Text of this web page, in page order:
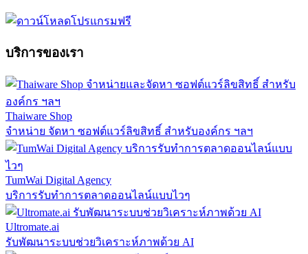
บริการของเรา
Thaiware Shop
จำหน่าย จัดหา ซอฟต์แวร์ลิขสิทธิ์ สำหรับองค์กร ฯลฯ
TumWai Digital Agency
บริการรับทำการตลาดออนไลน์แบบไวๆ
Ultromate.ai
รับพัฒนาระบบช่วยวิเคราะห์ภาพด้วย AI